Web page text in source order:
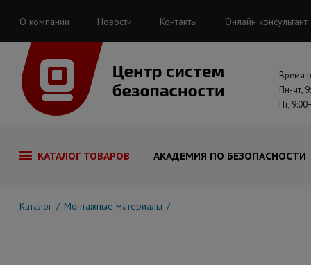
О компании Новости Контакты Онлайн консультант
Время
Пн-чт,
Пт,
КАТАЛОГ ТОВАРОВ АКАДЕМИЯ ПО БЕЗОПАСНОСТИ
Каталог Монтажные материалы